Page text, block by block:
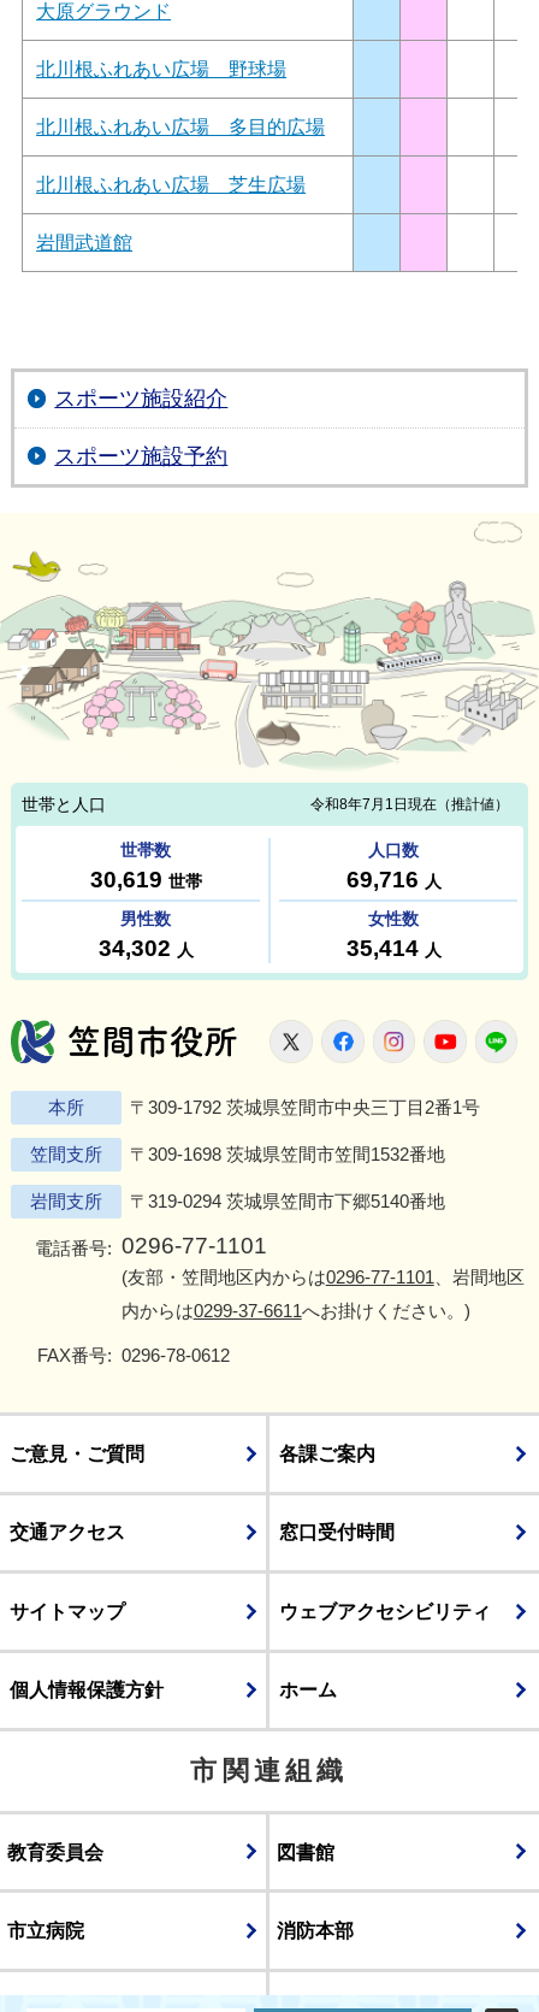
大原グラウンド
北川根ふれあい広場 野球場
北川根ふれあい広場 多目的広場
北川根ふれあい広場 芝生広場
岩間武道館
スポーツ施設紹介
スポーツ施設予約
笠間市役所
X FacebookInstagram
本所 〒309-1792 茨城県笠間市中央三丁目2番1号
笠間支所 〒309-1698 茨城県笠間市笠間1532番地
岩間支所 〒319-0294 茨城県笠間市下郷5140番地
電話番号: 0296-77-1101
(友部・笠間地区内からは0296-77-1101 、岩間地区
内からは0299-37-6611へお掛けください。)
FAX番号: 0296-78-0612
ご意見・ご質問 各課ご案内
交通アクセス 窓口受付時間
サイトマップ ウェブアクセシビリティ
個人情報保護方針 ホーム
市関連組織
教育委員会 図書館
市立病院 消防本部